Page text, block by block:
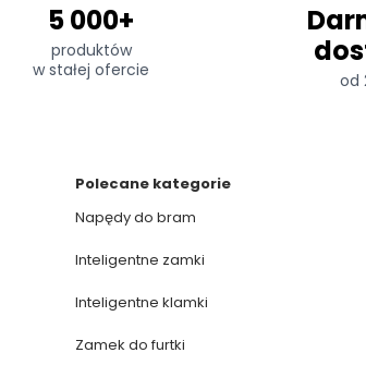
5 000+
produktów
w stałej ofercie
od
Polecane kategorie
Napędy do bram
Inteligentne zamki
Inteligentne klamki
Zamek do furtki